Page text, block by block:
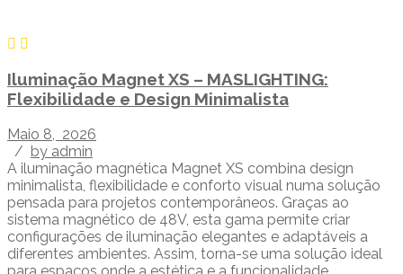
Iluminação Magnet XS – MASLIGHTING:
Flexibilidade e Design Minimalista
Maio 8, 2026
/ by admin
A iluminação magnética Magnet XS combina design
minimalista, flexibilidade e conforto visual numa solução
pensada para projetos contemporâneos. Graças ao
sistema magnético de 48V, esta gama permite criar
configurações de iluminação elegantes e adaptáveis a
diferentes ambientes. Assim, torna-se uma solução ideal
para espaços onde a estética e a funcionalidade